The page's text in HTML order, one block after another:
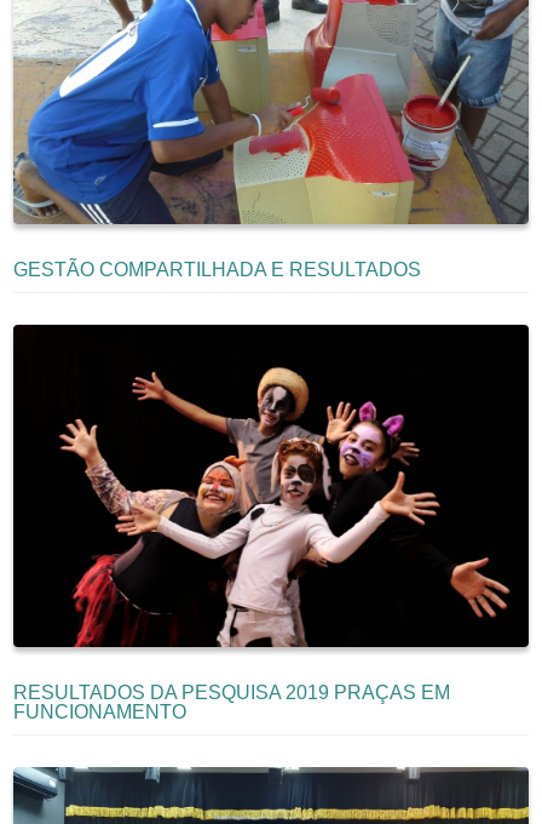
GESTÃO COMPARTILHADA E RESULTADOS
RESULTADOS DA PESQUISA 2019 PRAÇAS EM
FUNCIONAMENTO